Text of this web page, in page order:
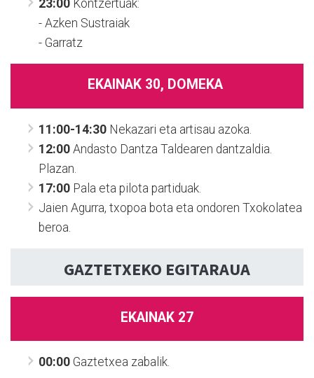
23:00 Kontzertuak:
- Azken Sustraiak
- Garratz
EKAINAK 30, DOMEKA
11:00-14:30 Nekazari eta artisau azoka.
12:00 Andasto Dantza Taldearen dantzaldia.
Plazan.
17:00 Pala eta pilota partiduak.
Jaien Agurra, txopoa bota eta ondoren Txokolatea
beroa.
GAZTETXEKO EGITARAUA
EKAINAK 27
00:00 Gaztetxea zabalik.